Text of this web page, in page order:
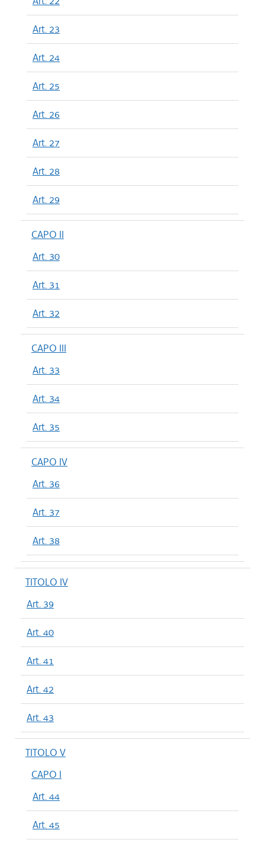
Art. 23
Art. 24
Art. 25
Art. 26
Art. 27
Art. 28
Art. 29
CAPO II
Art. 30
Art. 31
Art. 32
CAPO III
Art. 33
Art. 34
Art. 35
CAPO IV
Art. 36
Art. 37
Art. 38
TITOLO IV
Art. 39
Art. 40
Art. 41
Art. 42
Art. 43
TITOLO V
CAPO I
Art. 44
Art. 45